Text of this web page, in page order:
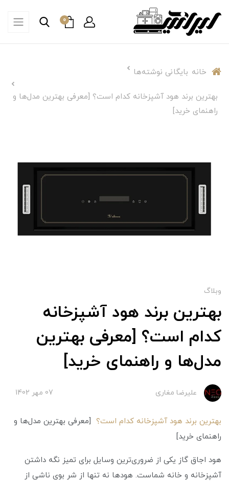
0
خانه بایگانی نوشته‌ها
بهترین برند هود آشپزخانه کدام است؟ [معرفی بهترین مدل‌ها و
راهنمای خرید]
وبلاگ
بهترین برند هود آشپزخانه
کدام است؟ [معرفی بهترین
مدل‌ها و راهنمای خرید]
علیرضا مغاری 07 مهر 1402
بهترین برند هود آشپزخانه کدام است؟ [معرفی بهترین مدل‌ها و
راهنمای خرید]
هود اجاق گاز یکی از ضروری‌ترین وسایل برای تمیز نگه داشتن
آشپزخانه و خانه شماست. هودها نه تنها از شر بوی ناشی از